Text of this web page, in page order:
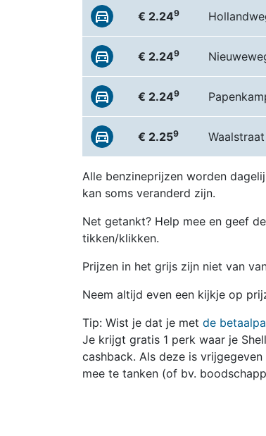
€ 2.249
€ 2.249
€ 2.249
€ 2.259
Alle benzineprijzen worden
kan soms veranderd zijn.
Net getankt? Help mee en geef
tikken/klikken.
Prijzen in het grijs zijn niet van
Neem altijd even een kijkje op
Tip: Wist je dat je met de
Je krijgt gratis 1 perk waar je
cashback. Als deze is
mee te tanken (of bv.